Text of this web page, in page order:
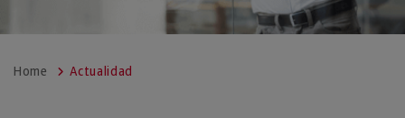
Home Actualidad